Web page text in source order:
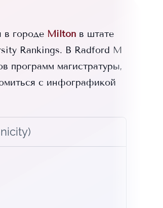
городе Milton в штате
Rankings. В Radford M
программ магистратуры,
с инфографикой